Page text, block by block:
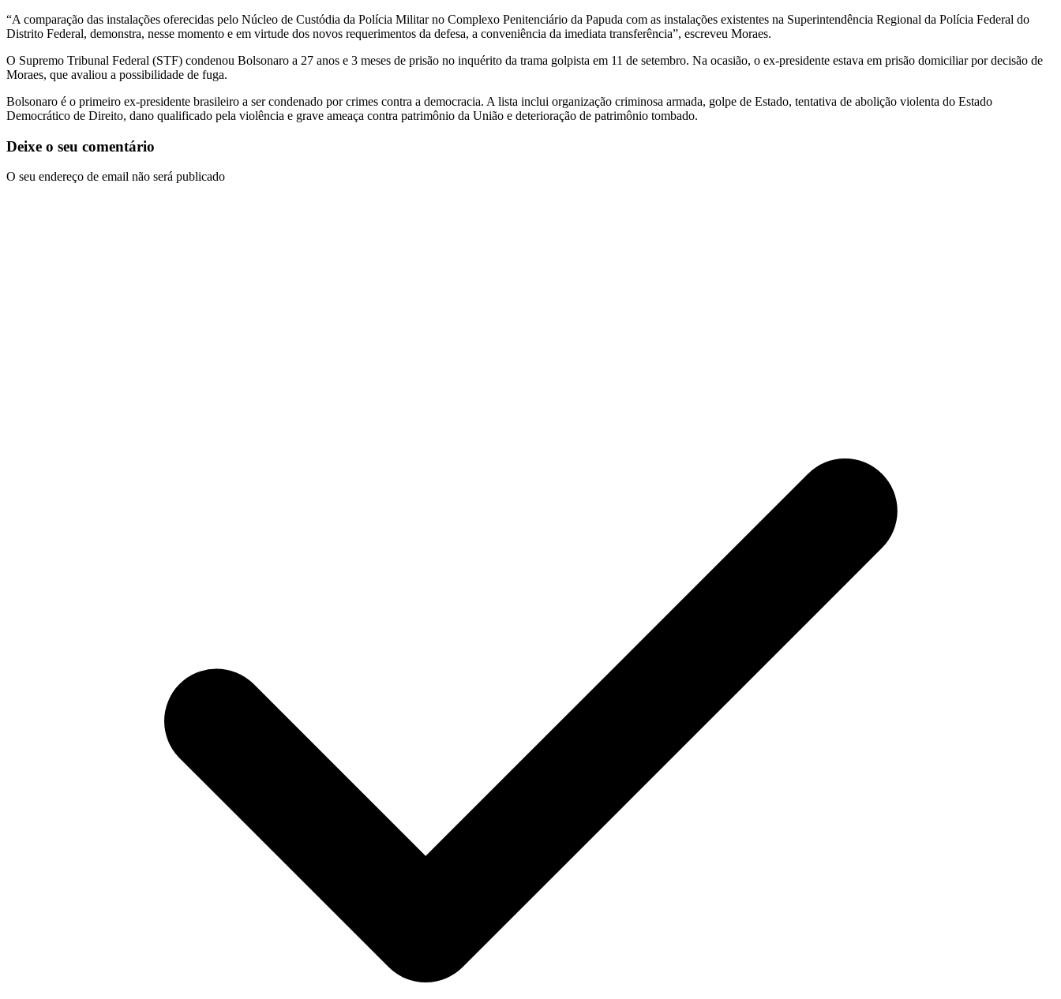
“A comparação das instalações oferecidas pelo Núcleo de Custódia da Polícia Militar no Complexo Penitenciário da Papuda com as instalações existentes na Superintendência Regional da Polícia Federal do
Distrito Federal, demonstra, nesse momento e em virtude dos novos requerimentos da defesa, a conveniência da imediata transferência”, escreveu Moraes.
O Supremo Tribunal Federal (STF) condenou Bolsonaro a 27 anos e 3 meses de prisão no inquérito da trama golpista em 11 de setembro. Na ocasião, o ex-presidente estava em prisão domiciliar por decisão de
Moraes, que avaliou a possibilidade de fuga.
Bolsonaro é o primeiro ex-presidente brasileiro a ser condenado por crimes contra a democracia. A lista inclui organização criminosa armada, golpe de Estado, tentativa de abolição violenta do Estado
Democrático de Direito, dano qualificado pela violência e grave ameaça contra patrimônio da União e deterioração de patrimônio tombado.
Deixe o seu comentário
O seu endereço de email não será publicado